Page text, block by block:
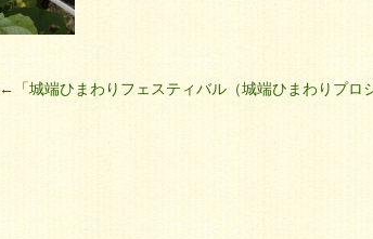
←「城端ひまわりフェスティバル（城端ひまわりプロ